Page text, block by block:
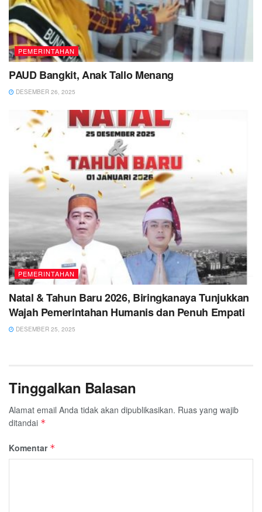
PEMERINTAHAN
PAUD Bangkit, Anak Tallo Menang
DESEMBER 26, 2025
PEMERINTAHAN
Natal & Tahun Baru 2026, Biringkanaya Tunjukkan
Wajah Pemerintahan Humanis dan Penuh Empati
DESEMBER 25, 2025
Tinggalkan Balasan
Alamat email Anda tidak akan dipublikasikan. Ruas yang wajib
ditandai *
Komentar *